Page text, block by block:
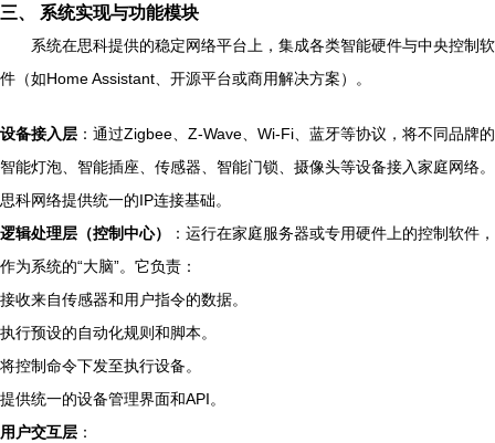
三、 系统实现与功能模块
系统在思科提供的稳定网络平台上，集成各类智能硬件与中央控制软
件（如Home Assistant、开源平台或商用解决方案）。
设备接入层 ：通过Zigbee、Z-Wave、Wi-Fi、蓝牙等协议，将不同品牌的
智能灯泡、智能插座、传感器、智能门锁、摄像头等设备接入家庭网络。
思科网络提供统一的IP连接基础。
逻辑处理层（控制中心）
：运行在家庭服务器或专用硬件上的控制软件，
作为系统的“大脑”。它负责：
接收来自传感器和用户指令的数据。
执行预设的自动化规则和脚本。
将控制命令下发至执行设备。
提供统一的设备管理界面和API。
用户交互层 ：